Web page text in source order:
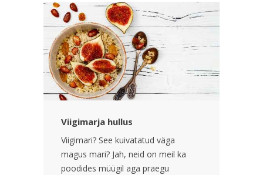
Viigimarja hullus
Viigimari? See kuivatatud väga
magus mari? Jah, neid on meil ka
poodides müügil aga praegu